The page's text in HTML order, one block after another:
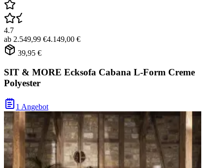
4.7
ab 2.549,99 €4.149,00 €
39,95 €
SIT & MORE Ecksofa Cabana L-Form Creme
Polyester
1 Angebot